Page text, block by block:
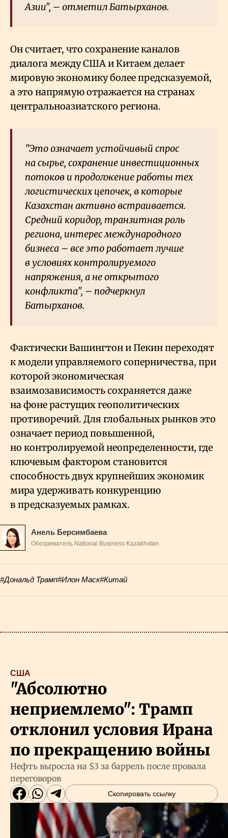
Азии", – отметил Батырханов.
Он считает, что сохранение каналов
диалога между США и Китаем делает
мировую экономику более предсказуемой,
а это напрямую отражается на странах
центральноазиатского региона.
"Это означает устойчивый спрос
на сырье, сохранение инвестиционных
потоков и продолжение работы тех
логистических цепочек, в которые
Казахстан активно встраивается.
Средний коридор, транзитная роль
региона, интерес международного
бизнеса – все это работает лучше
в условиях контролируемого
напряжения, а не открытого
конфликта", – подчеркнул
Батырханов.
Фактически Вашингтон и Пекин переходят
к модели управляемого соперничества, при
которой экономическая
взаимозависимость сохраняется даже
на фоне растущих геополитических
противоречий. Для глобальных рынков это
означает период повышенной,
но контролируемой неопределенности, где
ключевым фактором становится
способность двух крупнейших экономик
мира удерживать конкуренцию
в предсказуемых рамках.
Анель Берсимбаева
Обозреватель National Business Kazakhstan
#Дональд Трамп#Илон Маск#Китай
США
"Абсолютно
неприемлемо": Трамп
отклонил условия Ирана
по прекращению войны
Нефть выросла на $3 за баррель после провала
переговоров
Скопировать ссылку